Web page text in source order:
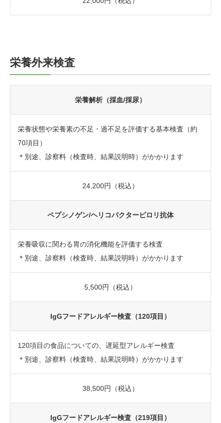
栄養外来検査
栄養解析（採血/採尿）
栄養状態や栄養素の不足・過不足を評価する基本検査（約
70項目）
＊別途、診察料（検査時、結果説明時）がかかります
24,200円（税込）
ペプシノゲン/ヘリコバクターピロリ抗体
栄養吸収に関わる胃の消化機能を評価する検査
＊別途、診察料（検査時、結果説明時）がかかります
5,500円（税込）
IgGフードアレルギー検査（120項目）
120項目の食品についての、遅延型アレルギー検査
＊別途、診察料（検査時、結果説明時）がかかります
38,500円（税込）
IgGフードアレルギー検査（219項目）